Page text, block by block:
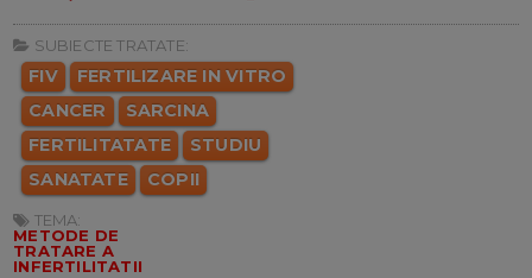
SUBIECTE TRATATE:
FIV
FERTILIZARE IN VITRO
CANCER
SARCINA
FERTILITATATE
STUDIU
SANATATE
COPII
TEMA:
METODE DE
TRATARE A
INFERTILITATII